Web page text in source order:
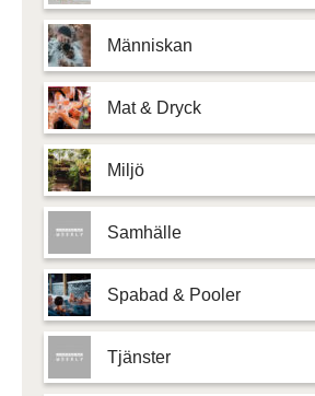
Människan
Mat & Dryck
Miljö
Samhälle
Spabad & Pooler
Tjänster